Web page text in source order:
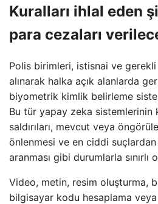
Kuralları ihlal eden
para cezaları
Polis birimleri, istisnai ve
alınarak halka açık alanlarda
biyometrik kimlik belirleme
Bu tür yapay zeka sistemlerinin
saldırıları, mevcut veya
önlenmesi ve en ciddi
aranması gibi durumlarla sınırlı
Video, metin, resim oluşturma,
bilgisayar kodu hesaplama